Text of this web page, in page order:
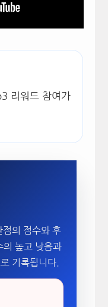
리워드 참여가
점의 점수와 후
의 높고 낮음과
기록됩니다.